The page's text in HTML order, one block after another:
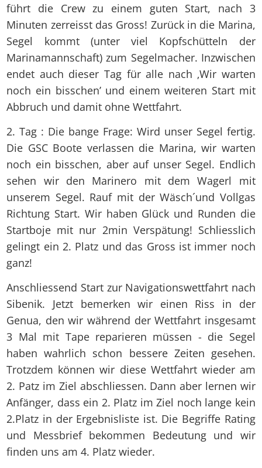
führt die Crew zu einem guten Start, nach 3
Minuten zerreisst das Gross! Zurück in die Marina,
Segel kommt (unter viel Kopfschütteln der
Marinamannschaft) zum Segelmacher. Inzwischen
endet auch dieser Tag für alle nach ‚Wir warten
noch ein bisschen’ und einem weiteren Start mit
Abbruch und damit ohne Wettfahrt.
2. Tag : Die bange Frage: Wird unser Segel fertig.
Die GSC Boote verlassen die Marina, wir warten
noch ein bisschen, aber auf unser Segel. Endlich
sehen wir den Marinero mit dem Wagerl mit
unserem Segel. Rauf mit der Wäsch´und Vollgas
Richtung Start. Wir haben Glück und Runden die
Startboje mit nur 2min Verspätung! Schliesslich
gelingt ein 2. Platz und das Gross ist immer noch
ganz!
Anschliessend Start zur Navigationswettfahrt nach
Sibenik. Jetzt bemerken wir einen Riss in der
Genua, den wir während der Wettfahrt insgesamt
3 Mal mit Tape reparieren müssen - die Segel
haben wahrlich schon bessere Zeiten gesehen.
Trotzdem können wir diese Wettfahrt wieder am
2. Patz im Ziel abschliessen. Dann aber lernen wir
Anfänger, dass ein 2. Platz im Ziel noch lange kein
2.Platz in der Ergebnisliste ist. Die Begriffe Rating
und Messbrief bekommen Bedeutung und wir
finden uns am 4. Platz wieder.